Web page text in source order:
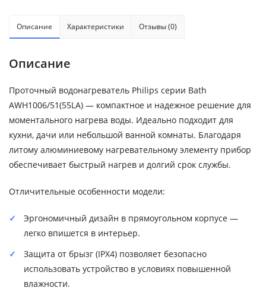
Описание Характеристики Отзывы (0)
Описание
Проточный водонагреватель Philips серии Bath
AWH1006/51(55LA) — компактное и надежное решение для
моментального нагрева воды. Идеально подходит для
кухни, дачи или небольшой ванной комнаты. Благодаря
литому алюминиевому нагревательному элементу прибор
обеспечивает быстрый нагрев и долгий срок службы.
Отличительные особенности модели:
Эргономичный дизайн в прямоугольном корпусе —
легко впишется в интерьер.
Защита от брызг (IPX4) позволяет безопасно
использовать устройство в условиях повышенной
влажности.